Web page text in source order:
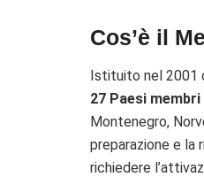
Cos’è il
Istituito nel 2001
27 Paesi
Montenegro,
preparazione e la
richiedere